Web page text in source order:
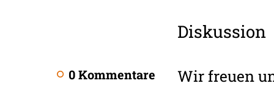
Diskussion
0 Kommentare Wir freuen